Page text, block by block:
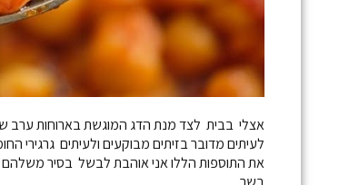
אצלי בבית לצד מנת הדג המוגשת בארוחות ערב
לעיתים מדובר בזיתים מבוקעים ולעיתים גרגירי
את התוספות הללו אני אוהבת לבשל בסיר משלהם